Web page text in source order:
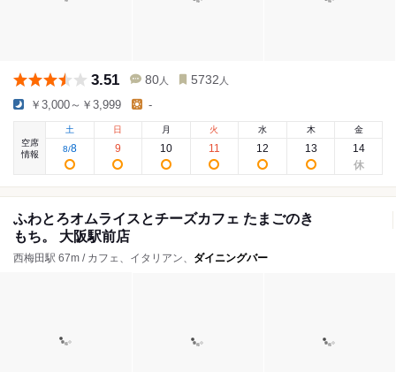
3.51 80 人 5732 人
￥3,000～￥3,999 -
空席
情報
土
8/8
日
9
月
10
火
11
水
12
木
13
金
14
ふわとろオムライスとチーズカフェ たまごのき
もち。 大阪駅前店
西梅田駅 67m / カフェ、イタリアン、 ダイニングバー